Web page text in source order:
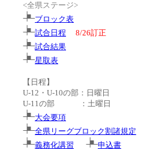
<全県ステージ>
ブロック表
試合日程
8/26訂正
試合結果
星取表
【日程】
U-12・U-10の部：日曜日
U-11の部 ：土曜日
大会要項
全県リーグブロック割諸規定
義務化講習
申込書